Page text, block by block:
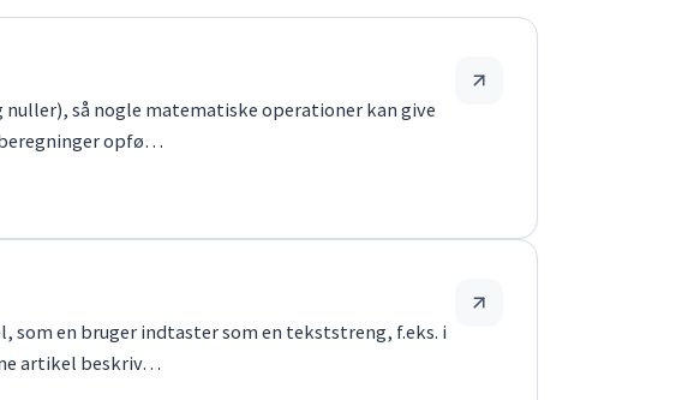
så nogle matematiske operationer kan give
opfø…
en bruger indtaster som en tekststreng, f.eks. i
artikel beskriv…